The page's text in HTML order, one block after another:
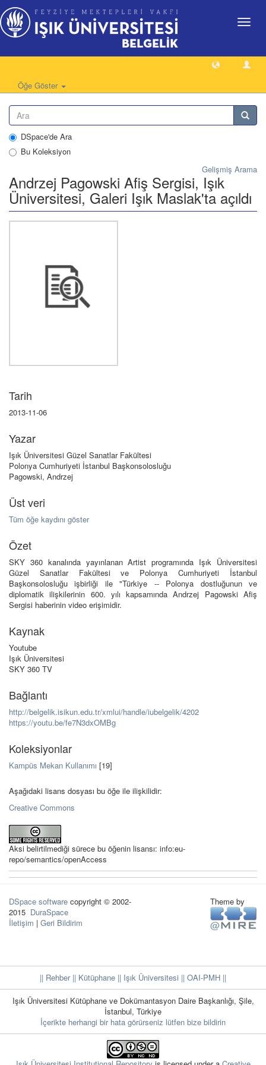
Geçiş
Öğe Göster
DSpace'de Ara
Bu Koleksiyon
Gelişmiş Arama
Andrzej Pagowski Afiş Sergisi, Işık
Üniversitesi, Galeri Işık Maslak'ta açıldı
Tarih
2013-11-06
Yazar
Işık Üniversitesi Güzel Sanatlar Fakültesi
Polonya Cumhuriyeti İstanbul Başkonsolosluğu
Pagowski, Andrzej
Üst veri
Tüm öğe kaydını göster
Özet
SKY 360 kanalında yayınlanan Artist programında Işık Üniversitesi
Güzel Sanatlar Fakültesi ve Polonya Cumhuriyeti İstanbul
Başkonsolosluğu işbirliği ile "Türkiye -- Polonya dostluğunun ve
diplomatik ilişkilerinin 600. yılı kapsamında Andrzej Pagowski Afiş
Sergisi haberinin video erişimidir.
Kaynak
Youtube
Işık Üniversitesi
SKY 360 TV
Bağlantı
http://belgelik.isikun.edu.tr/xmlui/handle/iubelgelik/4202
https://youtu.be/fe7N3dxOMBg
Koleksiyonlar
Kampüs Mekan Kullanımı [19]
Aşağıdaki lisans dosyası bu öğe ile ilişkilidir:
Creative Commons
Aksi belirtilmediği sürece bu öğenin lisansı: info:eu-
repo/semantics/openAccess
DSpace software copyright © 2002-
2015 DuraSpace
İletişim | Geri Bildirim
Theme by
|| Rehber|| Kütüphane || Işık Üniversitesi || OAI-PMH ||
Işık Üniversitesi Kütüphane ve Dokümantasyon Daire Başkanlığı, Şile,
İstanbul, Türkiye
İçerikte herhangi bir hata görürseniz lütfen bize bildirin